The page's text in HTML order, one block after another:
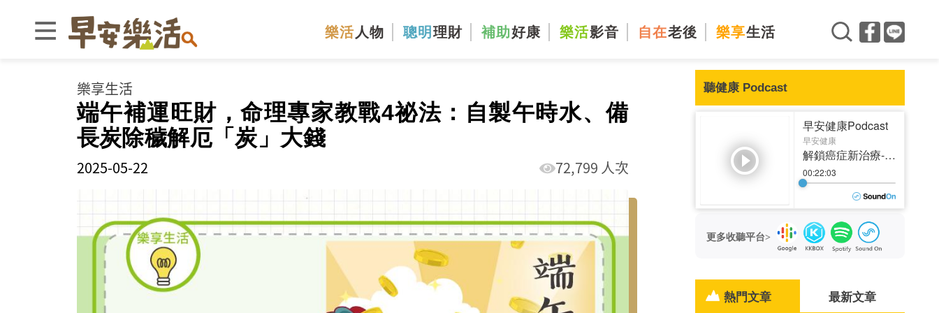
樂活 人物 聰明 理財 補助好康 樂活影音 自在老後 樂享生活
樂享生活
端午補運旺財，命理專家教戰4祕法：自製午時水、備
長炭除穢解厄「炭」大錢
2025-05-22 72,799 人次
聽健康 Podcast
更多收聽平台>
熱門文章 最新文章